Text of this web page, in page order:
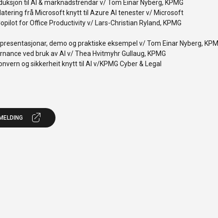
til AI & marknadstrendar v/ Tom Einar Nyberg, KPMG
frå Microsoft knytt til Azure AI tenester v/ Microsoft
for Office Productivity v/ Lars-Christian Ryland, KPMG
demo og praktiske eksempel v/ Tom Einar Nyberg,
ved bruk av AI v/ Thea Hvitmyhr Gullaug, KPMG
og sikkerheit knytt til AI v/KPMG Cyber & Legal